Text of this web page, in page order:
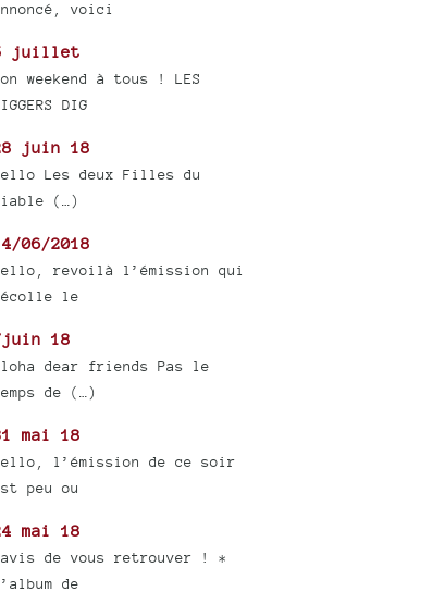
voici
juillet
weekend à tous ! LES
DIG
juin 18
Les deux Filles du
(…)
06/2018
revoilà l’émission qui
le
18
dear friends Pas le
de (…)
mai 18
l’émission de ce soir
peu ou
mai 18
de vous retrouver ! *
de